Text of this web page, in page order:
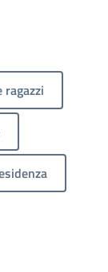
ragazzi